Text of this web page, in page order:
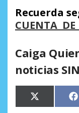
Recuerda
CUENTA
Caiga
noticias
Compartir
en
X
(Twitter)